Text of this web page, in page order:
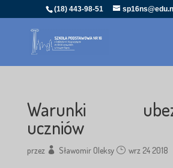
(18) 443-98-51
Warunki
uczniów
przez Sławomir Oleksy wrz 24 2018